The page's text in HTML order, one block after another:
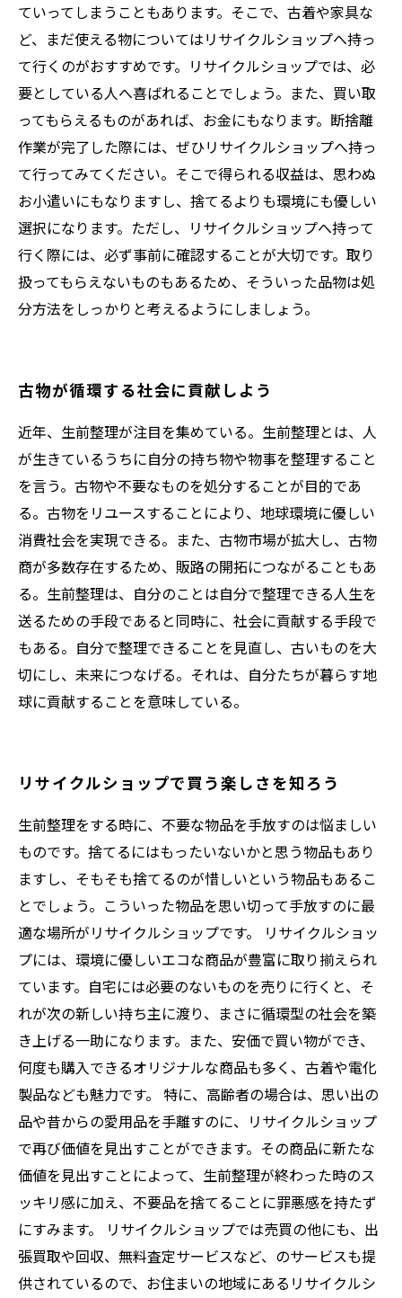
ていってしまうこともあります。そこで、古着や家具な
ど、まだ使える物についてはリサイクルショップへ持っ
て行くのがおすすめです。リサイクルショップでは、必
要としている人へ喜ばれることでしょう。また、買い取
ってもらえるものがあれば、お金にもなります。断捨離
作業が完了した際には、ぜひリサイクルショップへ持っ
て行ってみてください。そこで得られる収益は、思わぬ
お小遣いにもなりますし、捨てるよりも環境にも優しい
選択になります。ただし、リサイクルショップへ持って
行く際には、必ず事前に確認することが大切です。取り
扱ってもらえないものもあるため、そういった品物は処
分方法をしっかりと考えるようにしましょう。
古物が循環する社会に貢献しよう
近年、生前整理が注目を集めている。生前整理とは、人
が生きているうちに自分の持ち物や物事を整理すること
を言う。古物や不要なものを処分することが目的であ
る。古物をリユースすることにより、地球環境に優しい
消費社会を実現できる。また、古物市場が拡大し、古物
商が多数存在するため、販路の開拓につながることもあ
る。生前整理は、自分のことは自分で整理できる人生を
送るための手段であると同時に、社会に貢献する手段で
もある。自分で整理できることを見直し、古いものを大
切にし、未来につなげる。それは、自分たちが暮らす地
球に貢献することを意味している。
リサイクルショップで買う楽しさを知ろう
生前整理をする時に、不要な物品を手放すのは悩ましい
ものです。捨てるにはもったいないかと思う物品もあり
ますし、そもそも捨てるのが惜しいという物品もあるこ
とでしょう。こういった物品を思い切って手放すのに最
適な場所がリサイクルショップです。 リサイクルショッ
プには、環境に優しいエコな商品が豊富に取り揃えられ
ています。自宅には必要のないものを売りに行くと、そ
れが次の新しい持ち主に渡り、まさに循環型の社会を築
き上げる一助になります。また、安価で買い物ができ、
何度も購入できるオリジナルな商品も多く、古着や電化
製品なども魅力です。 特に、高齢者の場合は、思い出の
品や昔からの愛用品を手離すのに、リサイクルショップ
で再び価値を見出すことができます。その商品に新たな
価値を見出すことによって、生前整理が終わった時のス
ッキリ感に加え、不要品を捨てることに罪悪感を持たず
にすみます。 リサイクルショップでは売買の他にも、出
張買取や回収、無料査定サービスなど、のサービスも提
供されているので、お住まいの地域にあるリサイクルシ